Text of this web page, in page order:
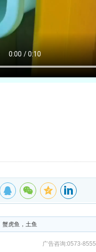
蟹虎鱼，土鱼
广告咨询:0573-